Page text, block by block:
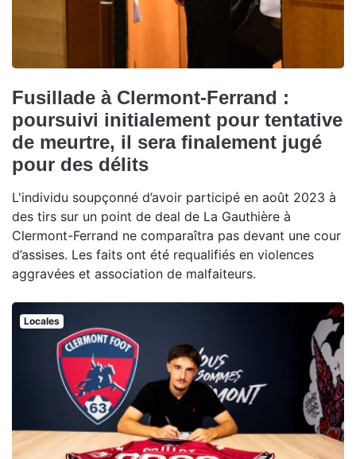
Fusillade à Clermont-Ferrand :
poursuivi initialement pour tentative
de meurtre, il sera finalement jugé
pour des délits
L'individu soupçonné d’avoir participé en août 2023 à
des tirs sur un point de deal de La Gauthière à
Clermont-Ferrand ne comparaîtra pas devant une cour
d’assises. Les faits ont été requalifiés en violences
aggravées et association de malfaiteurs.
Locales